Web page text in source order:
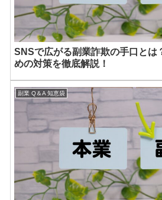
SNSで広がる副業詐欺の手口とは
めの対策を徹底解説！
副業 Q＆A 知恵袋